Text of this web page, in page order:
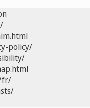
policy/
fr/